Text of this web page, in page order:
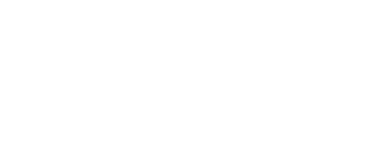
elevados de Lp(a), revela estudo
negativo metastático em doentes não elegíveis para inibidores PD-(L)1